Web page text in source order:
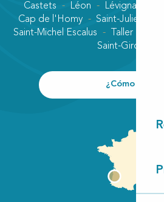
Castets Léon Lévignacq
Cap de l'Homy
Saint-Julien-en-
Saint-Michel Escalus
Taller
Saint-Girons
¿Cómo llegar?